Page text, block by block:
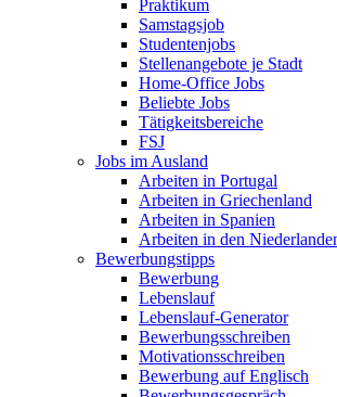
Praktikum
Samstagsjob
Studentenjobs
Stellenangebote je Stadt
Home-Office Jobs
Beliebte Jobs
Tätigkeitsbereiche
FSJ
Jobs im Ausland
Arbeiten in Portugal
Arbeiten in Griechenland
Arbeiten in Spanien
Arbeiten in den
Bewerbungstipps
Bewerbung
Lebenslauf
Lebenslauf-Generator
Bewerbungsschreiben
Motivationsschreiben
Bewerbung auf Englisch